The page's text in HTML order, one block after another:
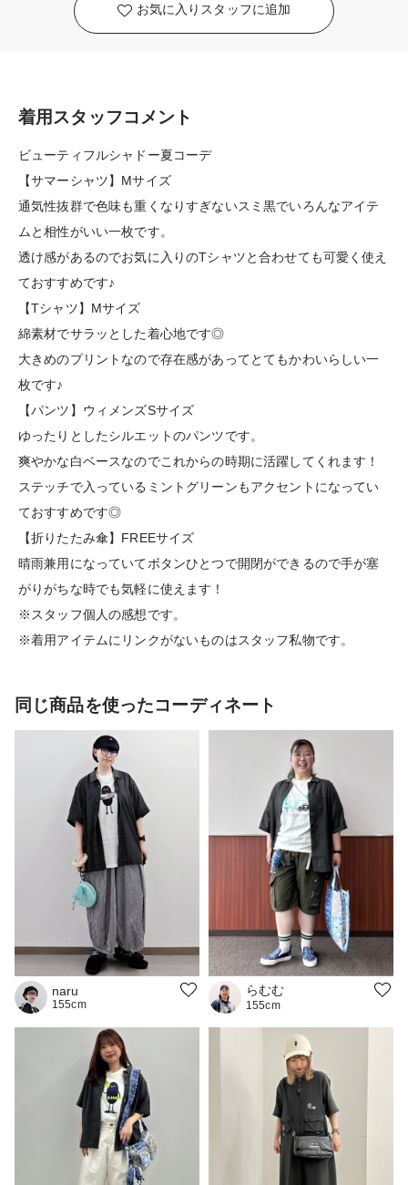
お気に入りスタッフに追加
着用スタッフコメント
ビューティフルシャドー夏コーデ
【サマーシャツ】Mサイズ
通気性抜群で色味も重くなりすぎないスミ黒でいろんなアイテ
ムと相性がいい一枚です。
透け感があるのでお気に入りのTシャツと合わせても可愛く使え
ておすすめです♪
【Tシャツ】Mサイズ
綿素材でサラッとした着心地です◎
大きめのプリントなので存在感があってとてもかわいらしい一
枚です♪
【パンツ】ウィメンズSサイズ
ゆったりとしたシルエットのパンツです。
爽やかな白ベースなのでこれからの時期に活躍してくれます！
ステッチで入っているミントグリーンもアクセントになってい
ておすすめです◎
【折りたたみ傘】FREEサイズ
晴雨兼用になっていてボタンひとつで開閉ができるので手が塞
がりがちな時でも気軽に使えます！
※スタッフ個人の感想です。
※着用アイテムにリンクがないものはスタッフ私物です。
同じ商品を使ったコーディネート
naru
155cm
らむむ
155cm